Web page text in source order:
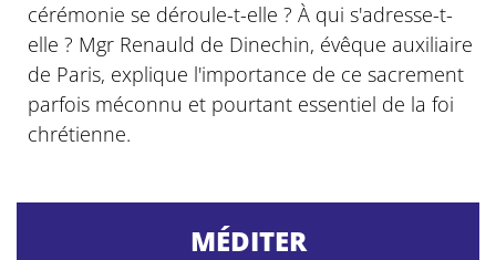
cérémonie se déroule-t-elle ? À qui s'adresse-t-
elle ? Mgr Renauld de Dinechin, évêque auxiliaire
de Paris, explique l'importance de ce sacrement
parfois méconnu et pourtant essentiel de la foi
chrétienne.
MÉDITER